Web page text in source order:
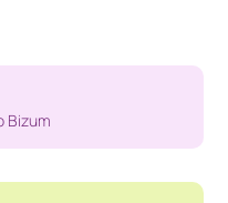
Bizum